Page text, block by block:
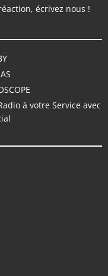
écrivez nous !
à votre Service avec